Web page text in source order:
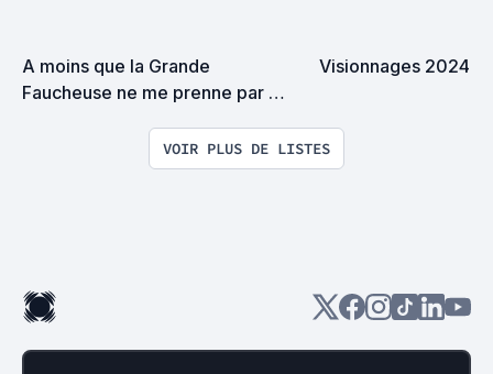
A moins que la Grande
Faucheuse ne me prenne par
Visionnages 2024
VOIR PLUS DE LISTES